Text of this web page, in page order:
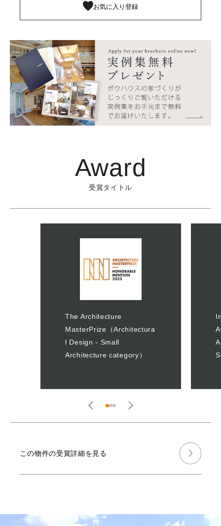
お気に入り登録
Award
受賞タイトル
The Architecture
MasterPrize（Architectura
l Design - Small
Architecture category）
この物件の受賞詳細を見る